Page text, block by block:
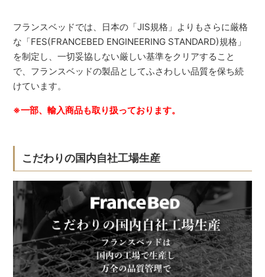
フランスベッドでは、日本の「JIS規格」よりもさらに厳格
な「FES(FRANCEBED ENGINEERING STANDARD)規格」
を制定し、一切妥協しない厳しい基準をクリアすること
で、フランスベッドの製品としてふさわしい品質を保ち続
けています。
※一部、輸入商品も取り扱っております。
こだわりの国内自社工場生産